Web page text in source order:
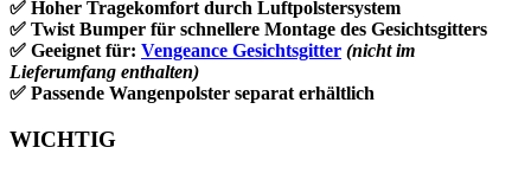
✅ Hoher Tragekomfort durch Luftpolstersystem
✅ Twist Bumper für schnellere Montage des Gesichtsgitters
✅ Geeignet für: Vengeance Gesichtsgitter (nicht im
Lieferumfang enthalten)
✅ Passende Wangenpolster separat erhältlich
WICHTIG